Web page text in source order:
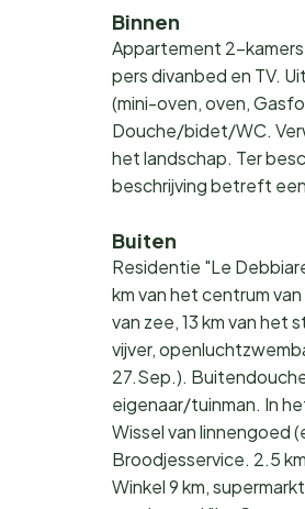
Binnen
Appartement 2-
pers divanbed en TV.
(mini-oven, oven,
Douche/bidet/WC.
het landschap. Ter
beschrijving betreft
Buiten
Residentie "Le
km van het centrum
van zee, 13 km van het
vijver,
27.Sep.).
eigenaar/tuinman. In
Wissel van linnengoed
Broodjesservice. 2.5
Winkel 9 km,